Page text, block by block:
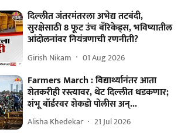
दिल्लीत जंतरमंतरला अभेद्य तटबंदी,
सुरक्षेसाठी 8 फूट उंच बॅरिकेड्स, भविष्यातील
आंदोलनांवर नियंत्रणाची रणनीती?
Girish Nikam 01 Aug 2026
Farmers March : विद्यार्थ्यानंतर आता
शेतकरीही रस्त्यावर, थेट दिल्लीत धडकणार;
शंभू बॉर्डरवर शेकडो पोलीस अन्...
Alisha Khedekar 21 Jul 2026